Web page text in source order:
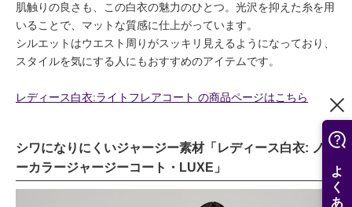
肌触りの良さも、この白衣の魅力のひとつ。光沢を抑えた糸を用
いることで、マットな質感に仕上がっています。
シルエットはウエスト周りがスッキリ見えるようになっており、
スタイルを気にする人にもおすすめのアイテムです。
レディース白衣:ライトフレアコート の商品ページはこちら
シワになりにくいジャージー素材「レディース白衣: ノ
ーカラージャージーコート・LUXE」